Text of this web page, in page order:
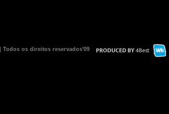
| Todos os direitos reservados'09